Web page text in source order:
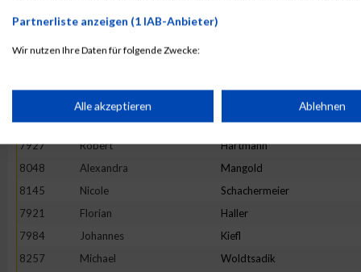
8068
Satu
Johannes
7935
Dominik Heinrich
7927
Robert Hartmann
8048
Alexandra Mangold
8145
Nicole Schachermeier
7921
Florian Haller
7984
Johannes Kiefl
8257
Michael Woldtsadik
Partnerliste anzeigen (1 IAB-Anbieter)
Wir nutzen Ihre Daten für folgende Zwecke:
Speichern von oder Zugriff auf Informationen auf einem
Verwendung reduzierter Daten zur Auswahl von Werbeanzeigen
Verwendung von Profilen zur Auswahl personalisierter Werbung
Alle akzeptieren Ablehnen